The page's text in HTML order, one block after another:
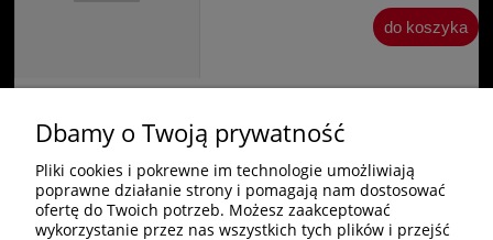
do koszyka
Zakupy
Dbamy o Twoją prywatność
Pliki cookies i pokrewne im technologie umożliwiają
poprawne działanie strony i pomagają nam dostosować
ofertę do Twoich potrzeb. Możesz zaakceptować
wykorzystanie przez nas wszystkich tych plików i przejść